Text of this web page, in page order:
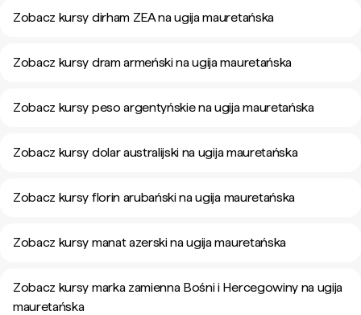
Zobacz kursy dirham ZEA na ugija mauretańska
Zobacz kursy dram armeński na ugija mauretańska
Zobacz kursy peso argentyńskie na ugija mauretańska
Zobacz kursy dolar australijski na ugija mauretańska
Zobacz kursy florin arubański na ugija mauretańska
Zobacz kursy manat azerski na ugija mauretańska
Zobacz kursy marka zamienna Bośni i Hercegowiny na ugija
mauretańska